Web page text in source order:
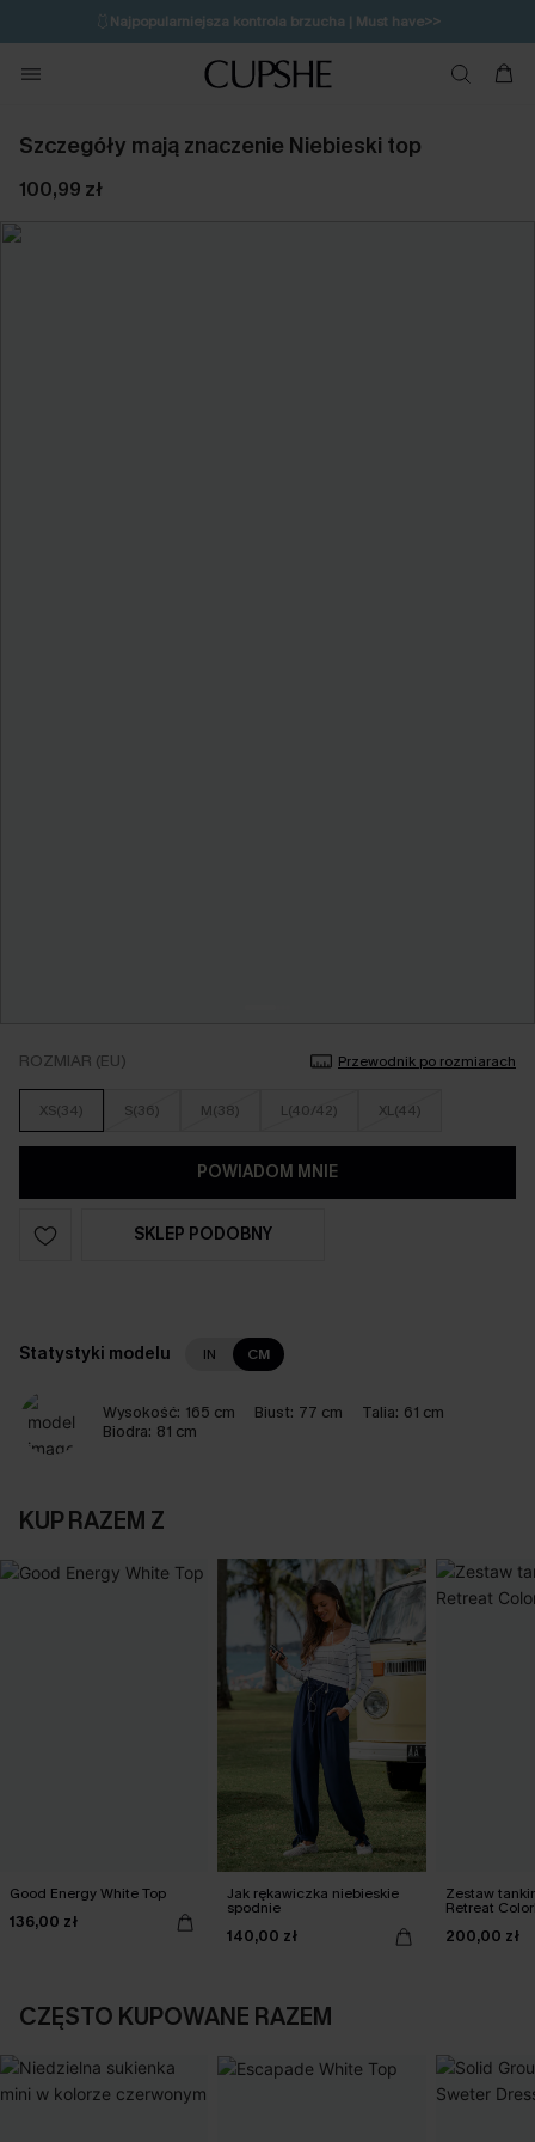
🩱Najpopularniejsza kontrola brzucha | Must have>>
🔥OSTATNIA SZANSA | Do 50% rabatu>>
💌Zapisz się i zyskaj do 20% rabatu>>
Szczegóły mają znaczenie Niebieski top
100,99 zł
ROZMIAR (EU) Przewodnik po rozmiarach
XS(34) S(36) M(38) L(40/42) XL(44)
POWIADOM MNIE
SKLEP PODOBNY
Statystyki modelu IN CM
Wysokość: 165 cm Biust: 77 cm Talia: 61 cm
Biodra: 81 cm
KUP RAZEM Z
Good Energy White Top
136,00 zł
Jak rękawiczka niebieskie
spodnie
140,00 zł
Zestaw
Retreat
200,00 zł
CZĘSTO KUPOWANE RAZEM